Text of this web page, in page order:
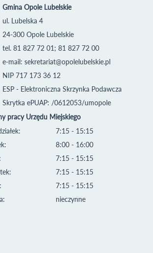
Gmina Opole Lubelskie
ul. Lubelska 4
24-300 Opole Lubelskie
tel. 81 827 72 01; 81 827 72 00
e-mail: sekretariat@opolelubelskie.pl
NIP 717 173 36 12
ESP - Elektroniczna Skrzynka Podawcza
Skrytka ePUAP: /0612053/umopole
pracy Urzędu Miejskiego
7:15 - 15:15
8:00 - 16:00
7:15 - 15:15
7:15 - 15:15
7:15 - 15:15
nieczynne